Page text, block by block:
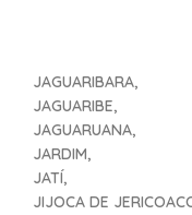
JAGUARIBARA,
JAGUARIBE,
JAGUARUANA,
JARDIM,
JATÍ,
JIJOCA DE